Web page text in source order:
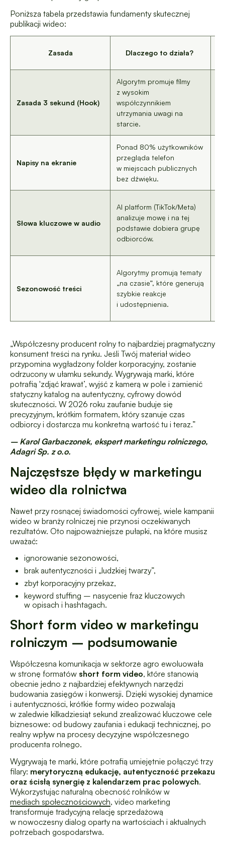
Poniższa tabela przedstawia fundamenty skutecznej
publikacji wideo:
Zasada Dlaczego to działa?
Zasada 3 sekund (Hook)
Algorytm promuje filmy
z wysokim
współczynnikiem
utrzymania uwagi na
starcie.
Napisy na ekranie
Ponad 80% użytkowników
przegląda telefon
w miejscach publicznych
bez dźwięku.
Słowa kluczowe w audio
AI platform (TikTok/Meta)
analizuje mowę i na tej
podstawie dobiera grupę
odbiorców.
Sezonowość treści
Algorytmy promują tematy
„na czasie”, które generują
szybkie reakcje
i udostępnienia.
„Współczesny producent rolny to najbardziej pragmatyczny
konsument treści na rynku. Jeśli Twój materiał wideo
przypomina wygładzony folder korporacyjny, zostanie
odrzucony w ułamku sekundy. Wygrywają marki, które
potrafią 'zdjąć krawat’, wyjść z kamerą w pole i zamienić
statyczny katalog na autentyczny, cyfrowy dowód
skuteczności. W 2026 roku zaufanie buduje się
precyzyjnym, krótkim formatem, który szanuje czas
odbiorcy i dostarcza mu konkretną wartość tu i teraz.”
– Karol Garbaczonek, ekspert marketingu rolniczego,
Adagri Sp. z o.o.
Najczęstsze błędy w marketingu
wideo dla rolnictwa
Nawet przy rosnącej świadomości cyfrowej, wiele kampanii
wideo w branży rolniczej nie przynosi oczekiwanych
rezultatów. Oto najpoważniejsze pułapki, na które musisz
uważać:
ignorowanie sezonowości,
brak autentyczności i „ludzkiej twarzy”,
zbyt korporacyjny przekaz,
keyword stuffing – nasycenie fraz kluczowych
w opisach i hashtagach.
Short form video w marketingu
rolniczym – podsumowanie
Współczesna komunikacja w sektorze agro ewoluowała
w stronę formatów short form video, które stanowią
obecnie jedno z najbardziej efektywnych narzędzi
budowania zasięgów i konwersji. Dzięki wysokiej dynamice
i autentyczności, krótkie formy wideo pozwalają
w zaledwie kilkadziesiąt sekund zrealizować kluczowe cele
biznesowe: od budowy zaufania i edukacji technicznej, po
realny wpływ na procesy decyzyjne współczesnego
producenta rolnego.
Wygrywają te marki, które potrafią umiejętnie połączyć trzy
filary: merytoryczną edukację, autentyczność przekazu
oraz ścisłą synergię z kalendarzem prac polowych.
Wykorzystując naturalną obecność rolników w
mediach społecznościowych, video marketing
transformuje tradycyjną relację sprzedażową
w nowoczesny dialog oparty na wartościach i aktualnych
potrzebach gospodarstwa.